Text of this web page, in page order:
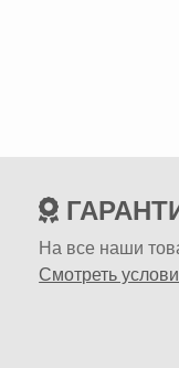
На все наши
Смотреть